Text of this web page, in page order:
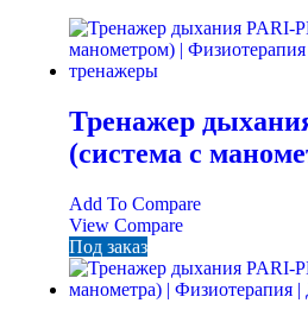
Тренажер
(система c
Add To Compare
View Compare
Под заказ